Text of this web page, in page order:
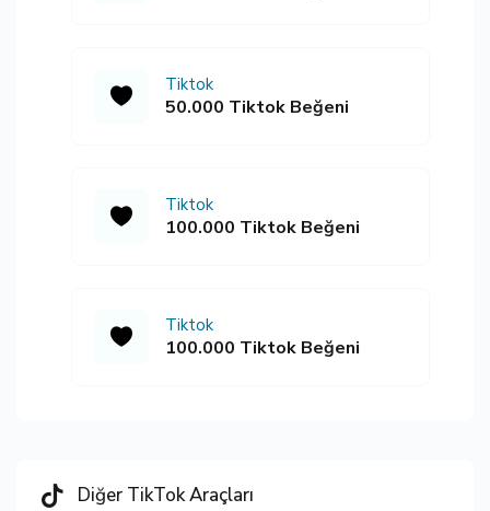
Tiktok
50.000 Tiktok Beğeni
Tiktok
100.000 Tiktok Beğeni
Tiktok
100.000 Tiktok Beğeni
Diğer TikTok Araçları